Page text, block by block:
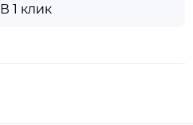
В 1 клик